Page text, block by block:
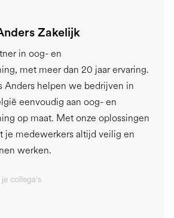
Zakelijk
in oog- en
met meer dan 20 jaar ervaring.
Anders helpen we bedrijven in
eenvoudig aan oog- en
op maat. Met onze oplossingen
je medewerkers altijd veilig en
werken.
collega's